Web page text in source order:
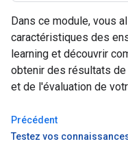
Dans ce module, vous
caractéristiques des
learning et découvrir
obtenir des résultats
et de l'évaluation de
Précédent
Testez vos